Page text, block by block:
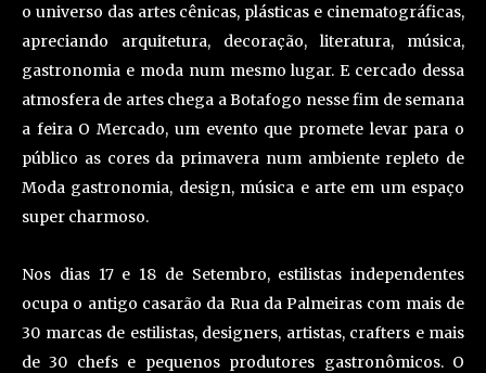
o universo das artes cênicas, plásticas e cinematográficas,
apreciando arquitetura, decoração, literatura, música,
gastronomia e moda num mesmo lugar. E cercado dessa
atmosfera de artes chega a Botafogo nesse fim de semana
a feira O Mercado, um evento que promete levar para o
público as cores da primavera num ambiente repleto de
Moda gastronomia, design, música e arte em um espaço
super charmoso.
Nos dias 17 e 18 de Setembro, estilistas independentes
ocupa o antigo casarão da Rua da Palmeiras com mais de
30 marcas de estilistas, designers, artistas, crafters e mais
de 30 chefs e pequenos produtores gastronômicos. O